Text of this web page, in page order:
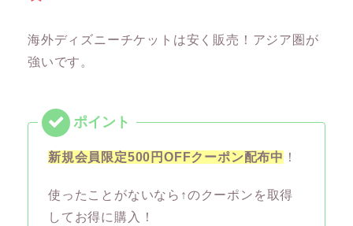
海外ディズニーチケットは安く販売！アジア圏が
強いです。
新規会員限定500円OFFクーポン配布中 ！
使ったことがないなら↑のクーポンを取得
してお得に購入！